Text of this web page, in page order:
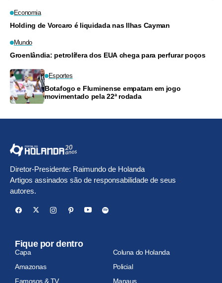
Economia
Holding de Vorcaro é liquidada nas Ilhas Cayman
Mundo
Groenlândia: petrolífera dos EUA chega para perfurar poços
Esportes
Botafogo e Fluminense empatam em jogo
movimentado pela 22ª rodada
Diretor-Presidente: Raimundo de Holanda
Artigos assinados são de responsabilidade de seus
autores.
Fique por dentro
Capa
Coluna do Holanda
Amazonas
Policial
Famosos & TV
Manaus